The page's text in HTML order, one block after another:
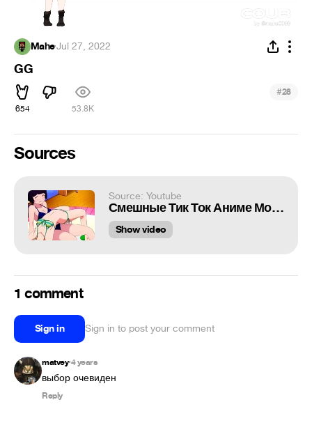
Mahe·Jul 27, 2022
GG
654 53.8K
#28
Sources
Source: Youtube
Смешные Тик Ток Аниме Моменты (ч.75)
Show video
1 comment
Sign in Sign in to post your comment
matvey•4 years
выбор очевиден
Reply